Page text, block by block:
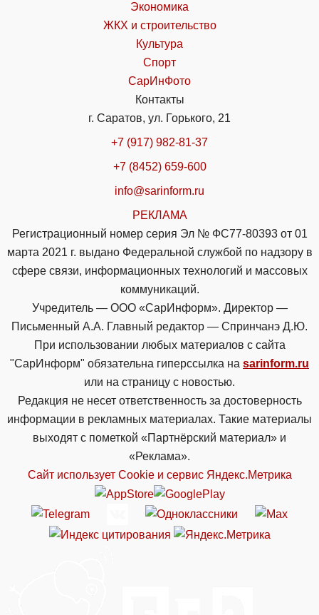
Экономика
ЖКХ и строительство
Культура
Спорт
СарИнФото
Контакты
г. Саратов, ул. Горького, 21
+7 (917) 982-81-37
+7 (8452) 659-600
info@sarinform.ru
РЕКЛАМА
Регистрационный номер серия Эл № ФС77-80393 от 01
марта 2021 г. выдано Федеральной службой по надзору в
сфере связи, информационных технологий и массовых
коммуникаций.
Учредитель — ООО «СарИнформ». Директор —
Письменный А.А. Главный редактор — Спринчанэ Д.Ю.
При использовании любых материалов с сайта
"СарИнформ" обязательна гиперссылка на sarinform.ru
или на страницу с новостью.
Редакция не несет ответственность за достоверность
информации в рекламных материалах. Такие материалы
выходят с пометкой «Партнёрский материал» и
«Реклама».
Сайт использует Cookie и сервиc Яндекс.Метрика